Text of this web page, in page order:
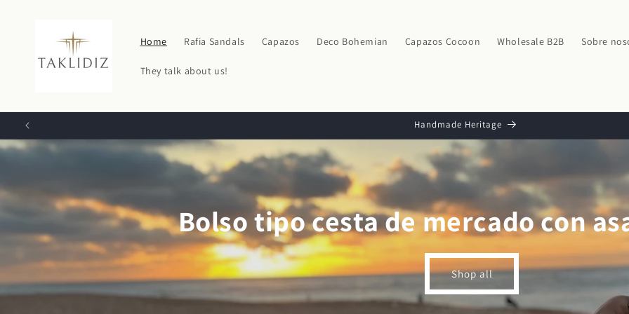
al contenido
Home Rafia Sandals Capazos Deco Bohemian Capazos Cocoon Wholesale B2B Sobre
They talk about us!
Handmade Heritage
Bolso tipo cesta de mercado con
Shop all